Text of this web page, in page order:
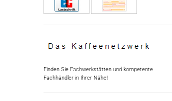
Finden Sie Fachwerkstätten und kompetente
Fachhändler in Ihrer Nähe!